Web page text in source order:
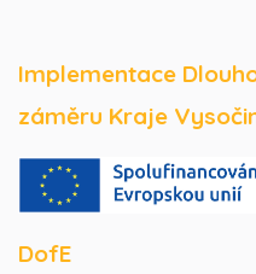
Implementace
záměru Kraje
DofE